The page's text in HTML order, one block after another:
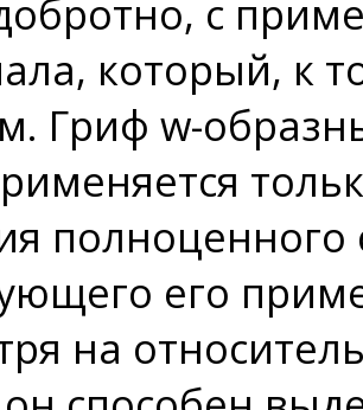
с
который, к
Гриф w-
его
на